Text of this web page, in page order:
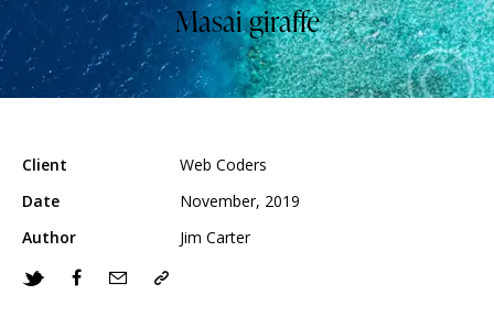
Masai giraffe
Client
Web Coders
Date
November, 2019
Author
Jim Carter